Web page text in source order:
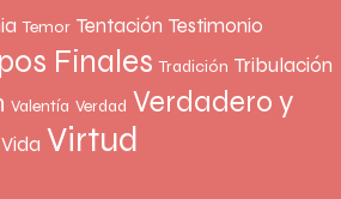
Temor Tentación Testimonio
Finales Tradición Tribulación
Valentía Verdad Verdadero y
Vida Virtud